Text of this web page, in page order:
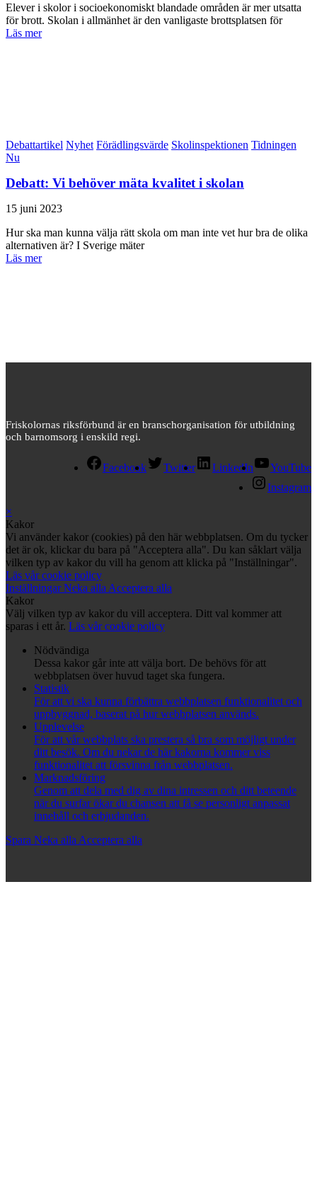
Elever i skolor i socioekonomiskt blandade områden är mer utsatta
för brott. Skolan i allmänhet är den vanligaste brottsplatsen för
Läs mer
Debattartikel Nyhet Förädlingsvärde Skolinspektionen Tidningen
Nu
Debatt: Vi behöver mäta kvalitet i skolan
15 juni 2023
Hur ska man kunna välja rätt skola om man inte vet hur bra de olika
alternativen är? I Sverige mäter
Läs mer
Friskolornas riksförbund är en branschorganisation för utbildning
och barnomsorg i enskild regi.
Facebook Twitter LinkedIn
YouTube
Instagram
×
Kakor
Vi använder kakor (cookies) på den här webbplatsen. Om du tycker
det är ok, klickar du bara på "Acceptera alla". Du kan såklart välja
vilken typ av kakor du vill ha genom att klicka på "Inställningar".
Läs vår cookie policy
InställningarNeka alla Acceptera alla
Kakor
Välj vilken typ av kakor du vill acceptera. Ditt val kommer att
sparas i ett år. Läs vår cookie policy
Nödvändiga
Dessa kakor går inte att välja bort. De behövs för att
webbplatsen över huvud taget ska fungera.
Statistik
För att vi ska kunna förbättra webbplatsen funktionalitet och
uppbyggnad, baserat på hur webbplatsen används.
Upplevelse
För att vår webbplats ska prestera så bra som möjligt under
ditt besök. Om du nekar de här kakorna kommer viss
funktionalitet att försvinna från webbplatsen.
Marknadsföring
Genom att dela med dig av dina intressen och ditt beteende
när du surfar ökar du chansen att få se personligt anpassat
innehåll och erbjudanden.
Spara Neka alla Acceptera alla